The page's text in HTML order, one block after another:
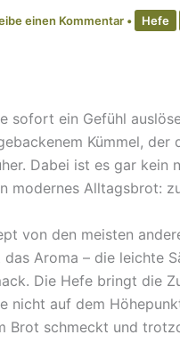
einen Kommentar • Hefe
sofort ein Gefühl
Kümmel, der
Dabei ist es gar kein
modernes Alltagsbrot:
von den meisten
Aroma – die leichte
Die Hefe bringt die
nicht auf dem
Brot schmeckt und